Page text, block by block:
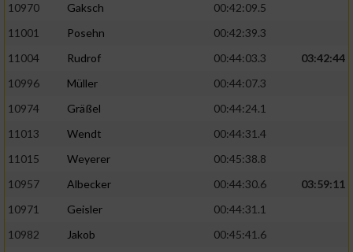
10970
Gaksch
00:42:09.5
11001
Posehn
00:42:39.3
11004
Rudrof 00:44:03.3
03:42:44
10996
Müller
00:44:07.3
10974
Gräßel
00:44:24.1
11013
Wendt
00:44:31.4
11015
Weyerer
00:45:38.8
10957
Albecker 00:44:30.6
03:59:11
10971
Geisler
00:44:31.1
10982
Jakob
00:45:41.6